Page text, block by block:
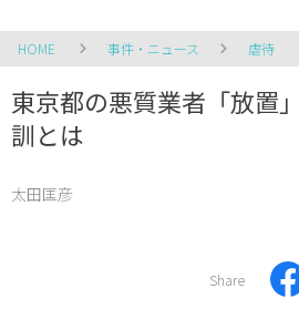
HOME 事件・ニュース 虐待
東京都の悪質業者「放置
訓とは
太田匡彦
Share